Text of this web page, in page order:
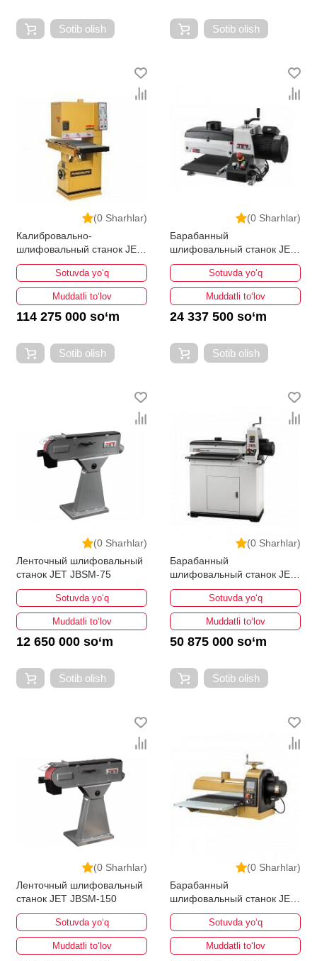
Sotib olish Sotib olish
(0 Sharhlar)
Калибровально-
шлифовальный станок JET
Powermatic 1632-3
Sotuvda yo‘q
Muddatli to‘lov
114 275 000 so‘m
Sotib olish
(0 Sharhlar)
Барабанный
шлифовальный станок JET
JWDS-1020-M
Sotuvda yo‘q
Muddatli to‘lov
24 337 500 so‘m
Sotib olish
(0 Sharhlar)
Ленточный шлифовальный
станок JET JBSM-75
Sotuvda yo‘q
Muddatli to‘lov
12 650 000 so‘m
Sotib olish
(0 Sharhlar)
Барабанный
шлифовальный станок JET
JWDS-2244OSC-M
Sotuvda yo‘q
Muddatli to‘lov
50 875 000 so‘m
Sotib olish
(0 Sharhlar)
Ленточный шлифовальный
станок JET JBSM-150
Sotuvda yo‘q
Muddatli to‘lov
(0 Sharhlar)
Барабанный
шлифовальный станок JET
Powermatic PM2244
Sotuvda yo‘q
Muddatli to‘lov